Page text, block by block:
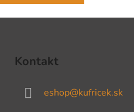
Kontakt
eshop@kufricek.sk